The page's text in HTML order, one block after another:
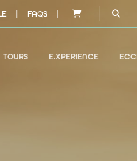
FAQS
TOURS E.XPERIENCE